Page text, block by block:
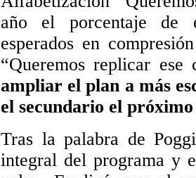
año el porcentaje de
esperados en
“Queremos replicar
ampliar el plan a más
el secundario el
Tras la palabra de
integral del programa y